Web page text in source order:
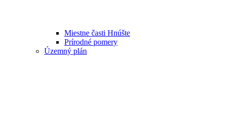
Miestne časti Hnúšte
Prírodné pomery
Územný plán